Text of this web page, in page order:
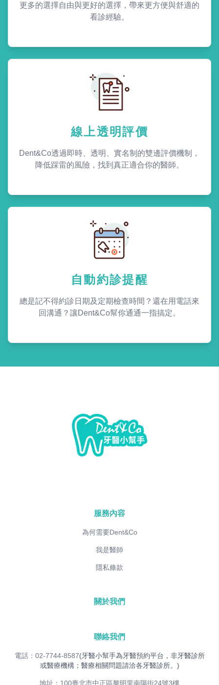
更多的選擇自由與更好的選擇，帶來更方便與舒適的
看診經驗。
線上透明評價
Dent&Co透過即時、透明、實名制的雙邊評價機制，
降低踩雷的風險，找到真正適合你的醫師。
自動約診提醒
總是記不得約診日期及定期檢查時間？還在用電話來
回溝通？讓Dent&Co幫你通通一指搞定。
服務內容
為何需要Dent&Co
我是醫師
隱私條款
關於我們
聯絡我們
電話：02-7744-8587(牙醫小幫手為牙醫預約平台，非牙醫診所
或醫療機構；醫療相關問題請洽各牙醫診所。)
地址：100臺北市中正區黎明里南陽街24號3樓